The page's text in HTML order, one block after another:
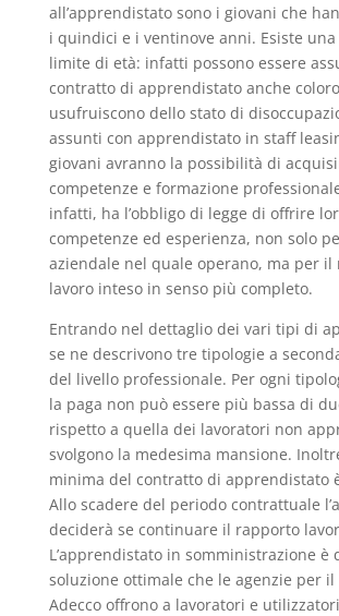
all’apprendistato sono i giovani che
i quindici e i ventinove anni. Esiste
limite di età: infatti possono essere
contratto di apprendistato anche
usufruiscono dello stato di
assunti con apprendistato in staff
giovani avranno la possibilità di
competenze e formazione
infatti, ha l’obbligo di legge di offrire
competenze ed esperienza, non solo
aziendale nel quale operano, ma per il
lavoro inteso in senso più completo.
Entrando nel dettaglio dei vari tipi di
se ne descrivono tre tipologie a
del livello professionale. Per ogni
la paga non può essere più bassa di
rispetto a quella dei lavoratori non
svolgono la medesima mansione.
minima del contratto di apprendistato
Allo scadere del periodo contrattuale
deciderà se continuare il rapporto
L’apprendistato in somministrazione è
soluzione ottimale che le agenzie per il
Adecco offrono a lavoratori e